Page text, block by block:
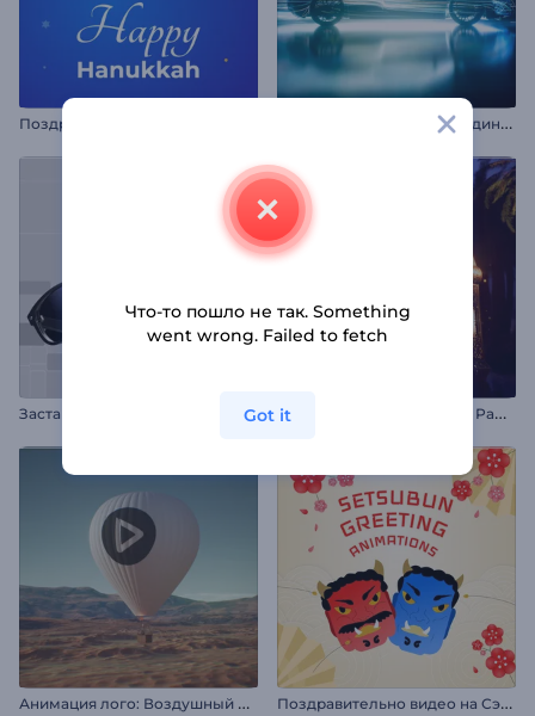
И
нтро автомобиля в аэродинамическом туннеле
Заставка "Чистая оптика" И
нтро "Сверкающая ночь Рамадана"
А
нимация лого: Воздушный шар П
оздравительно видео на Сэцубун
Что-то пошло не так. Something
went wrong. Failed to fetch
Got it